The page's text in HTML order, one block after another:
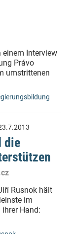
Interview
Právo
umstrittenen
die
Rusnok hält
im
Hand: